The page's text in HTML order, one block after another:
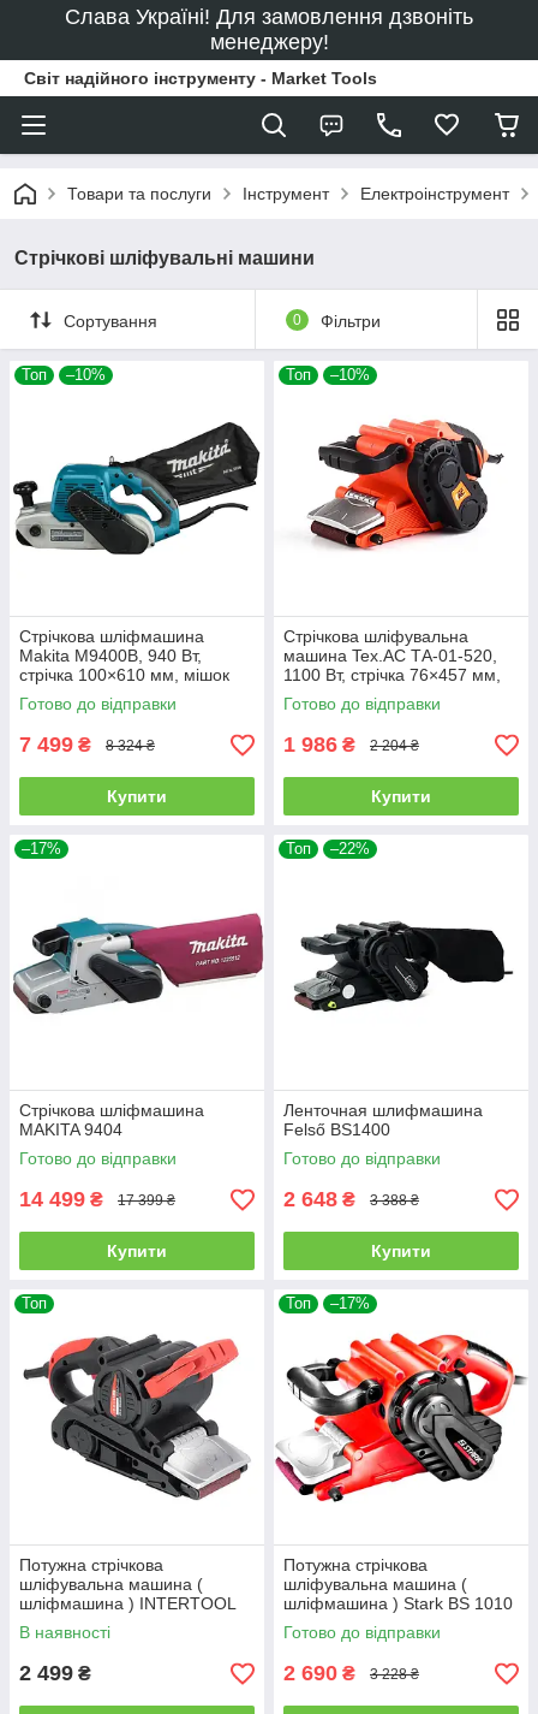
Слава Україні! Для замовлення дзвоніть
менеджеру!
Світ надійного інструменту - Market Tools
Товари та послуги Інструмент Електроінструмент
Стрічкові шліфувальні машини
Сортування 0 Фільтри
Топ –10%
Стрічкова шліфмашина
Makita M9400B, 940 Вт,
стрічка 100×610 мм, мішок
для пилу
Готово до відправки
7 499 ₴ 8 324 ₴
Купити
Топ –10%
Стрічкова шліфувальна
машина Tex.AC ТА-01-520,
1100 Вт, стрічка 76×457 мм,
регулювання швидкості
Готово до відправки
1 986 ₴ 2 204 ₴
Купити
–17%
Стрічкова шліфмашина
MAKITA 9404
Готово до відправки
14 499 ₴ 17 399 ₴
Купити
Топ –22%
Ленточная шлифмашина
Felső BS1400
Готово до відправки
2 648 ₴ 3 388 ₴
Купити
Топ
Потужна стрічкова
шліфувальна машина (
шліфмашина ) INTERTOOL
WT-0529 : 800 Вт,120-260 м/
хв, розмір стрічки 76х457 мм
В наявності
2 499 ₴
Топ –17%
Потужна стрічкова
шліфувальна машина (
шліфмашина ) Stark BS 1010
: 1010 Вт, розмір стрічки
75х533мм (150021041)
Готово до відправки
2 690 ₴ 3 228 ₴